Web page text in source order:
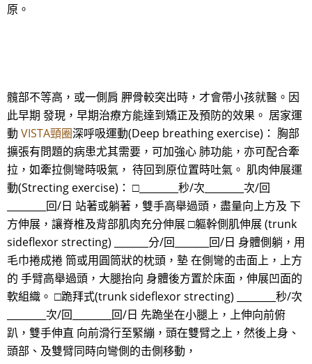
原。
髖部不等高，或一側肩 胛骨較突出時，才會帶小孩就醫。因
此早期 發現，早期治療方能達到矯正及預防的效果。 居家運
動 VISTA頸圈深呼吸運動(Deep breathing exercise)： 胸部
擴張有問題的病患尤其需要，可加強心 肺功能，亦可配合牽
拉，如牽拉側彎時吸氣， 待回到原位置時吐氣。 肌肉伸展運
動(Strecting exercise)： □________秒/次________次/回
________回/日 站著或躺著，雙手高舉過頭，盡量向上方及 下
方伸展，讓脊椎及背部肌肉充分伸展 □軀幹側肌伸展 (trunk
sideflexor strecting) _______分/回_______回/日 身體側躺，用
毛巾捲成捲 筒或用圓筒狀的枕頭，墊 在側彎的击面上，上方
的 手臂高舉過頭，大腿抬向 身體後方置於床面，伸展凹面的
軟組織。 □跪拜式(trunk sideflexor strecting) ________秒/次
________次/回________回/日 先跪坐在小腿上，上伸向前俯
趴，雙手伸直 向前滑行至緊繃，頭在雙臂之上，然後上身、
頭部、及雙臂同時向彎側的击側移動，